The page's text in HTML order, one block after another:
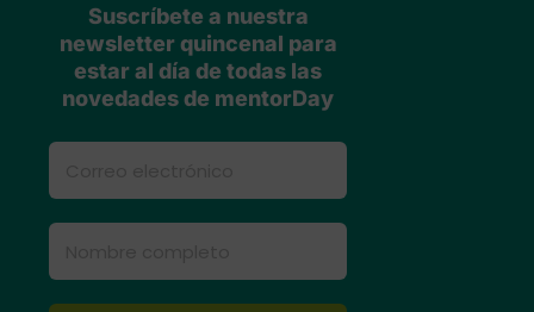
Suscríbete a nuestra
newsletter quincenal para
estar al día de todas las
novedades de mentorDay